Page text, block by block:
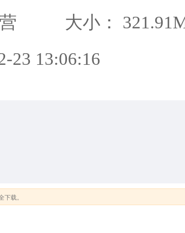
大小：
23 13:06:16
载。